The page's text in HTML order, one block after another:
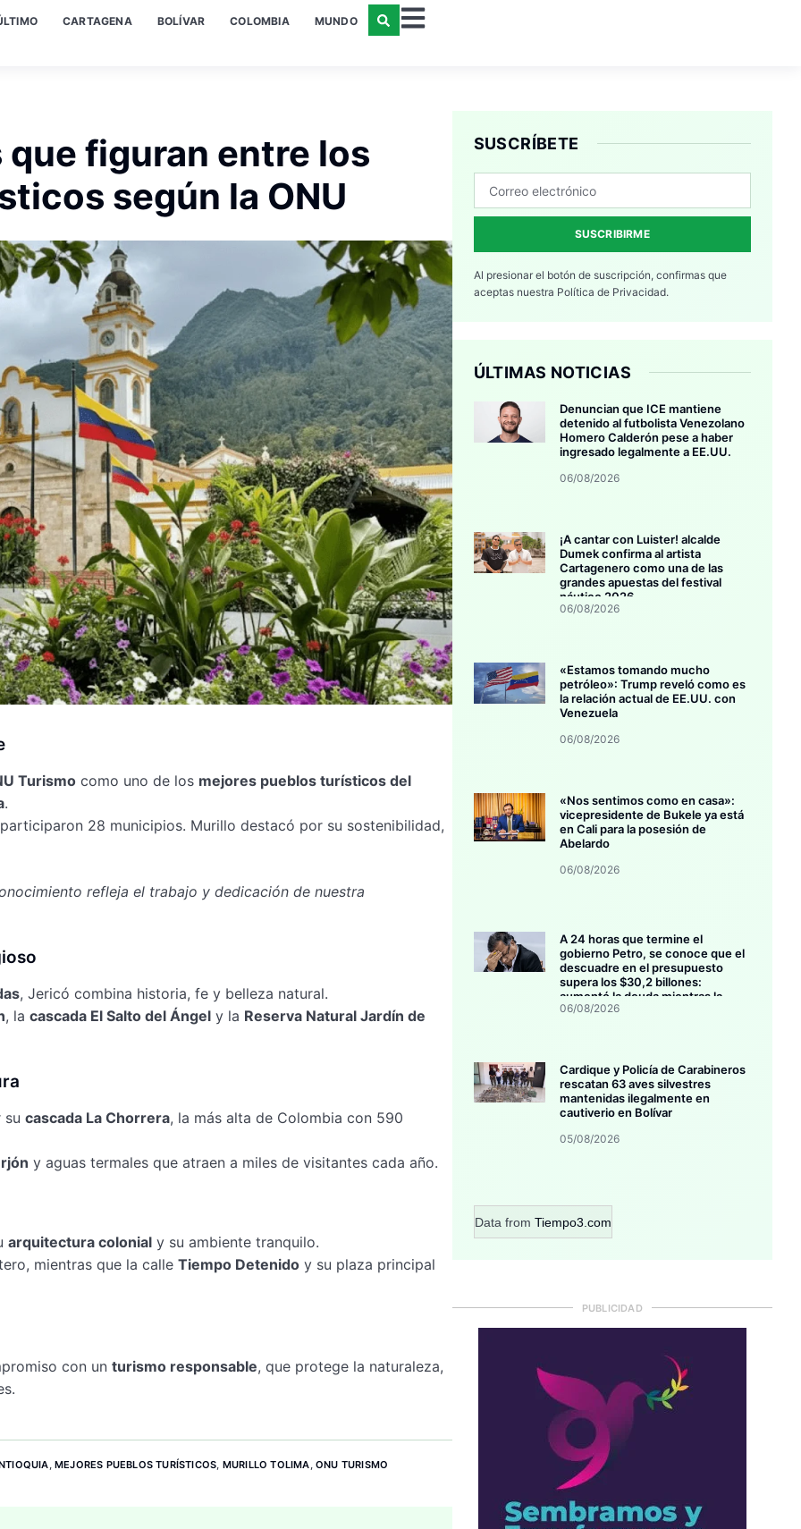
CARTAGENA BOLÍVAR COLOMBIA MUNDO
figuran entre los
según la ONU
Turismo como uno de los mejores pueblos turísticos del
.
28 municipios. Murillo destacó por su sostenibilidad,
refleja el trabajo y dedicación de nuestra
, Jericó combina historia, fe y belleza natural.
, la cascada El Salto del Ángel y la Reserva Natural Jardín de
cascada La Chorrera, la más alta de Colombia con 590
y aguas termales que atraen a miles de visitantes cada año.
arquitectura colonial y su ambiente tranquilo.
mientras que la calle Tiempo Detenido y su plaza principal
con un turismo responsable, que protege la naturaleza,
,MEJORES PUEBLOS TURÍSTICOS, MURILLO TOLIMA, ONU TURISMO
SUSCRÍBETE
SUSCRIBIRME
Al presionar el botón de suscripción, confirmas que
aceptas nuestra Política de Privacidad.
ÚLTIMAS NOTICIAS
Denuncian que ICE mantiene
detenido al futbolista Venezolano
Homero Calderón pese a haber
ingresado legalmente a EE.UU.
06/08/2026
¡A cantar con Luister! alcalde
Dumek confirma al artista
Cartagenero como una de las
grandes apuestas del festival
náutico 2026
06/08/2026
«Estamos tomando mucho
petróleo»: Trump reveló como es
la relación actual de EE.UU. con
Venezuela
06/08/2026
«Nos sentimos como en casa»:
vicepresidente de Bukele ya está
en Cali para la posesión de
Abelardo
06/08/2026
A 24 horas que termine el
gobierno Petro, se conoce que el
descuadre en el presupuesto
supera los $30,2 billones:
aumentó la deuda mientras la
inversión se estanca
06/08/2026
Cardique y Policía de Carabineros
rescatan 63 aves silvestres
mantenidas ilegalmente en
cautiverio en Bolívar
05/08/2026
Data from Tiempo3.com
PUBLICIDAD